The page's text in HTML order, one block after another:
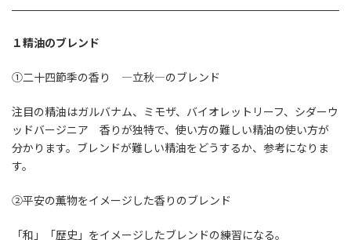
１精油のブレンド
①二十四節季の香り ―立秋―のブレンド
注目の精油はガルバナム、ミモザ、バイオレットリーフ、シダーウ
ッドバージニア 香りが独特で、使い方の難しい精油の使い方が
分かります。ブレンドが難しい精油をどうするか、参考になりま
す。
②平安の薫物をイメージした香りのブレンド
「和」「歴史」をイメージしたブレンドの練習になる。